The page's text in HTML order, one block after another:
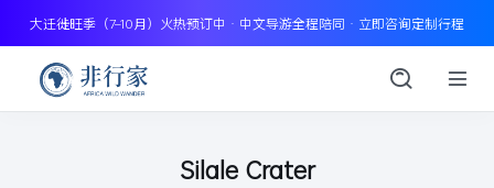
大迁徙旺季（7–10月）火热预订中 · 中文导游全程陪同 · 立即咨询定制行程
Silale Crater